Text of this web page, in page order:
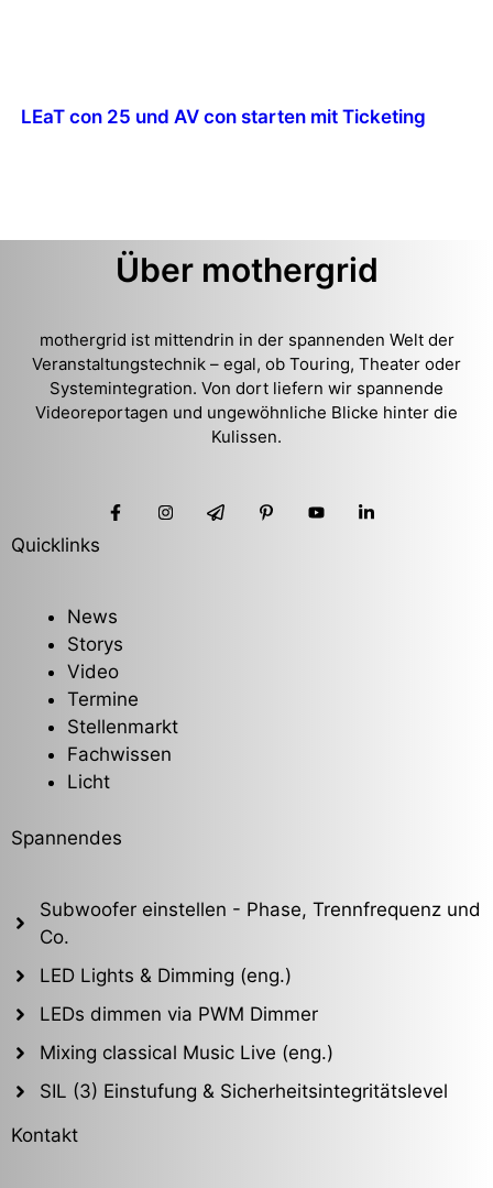
LEaT con 25 und AV con starten mit Ticketing
Über mothergrid
mothergrid ist mittendrin in der spannenden Welt der
Veranstaltungstechnik – egal, ob Touring, Theater oder
Systemintegration. Von dort liefern wir spannende
Videoreportagen und ungewöhnliche Blicke hinter die
Kulissen.
Quicklinks
News
Storys
Video
Termine
Stellenmarkt
Fachwissen
Licht
Spannendes
Subwoofer einstellen - Phase, Trennfrequenz und
Co.
LED Lights & Dimming (eng.)
LEDs dimmen via PWM Dimmer
Mixing classical Music Live (eng.)
SIL (3) Einstufung & Sicherheitsintegritätslevel
Kontakt